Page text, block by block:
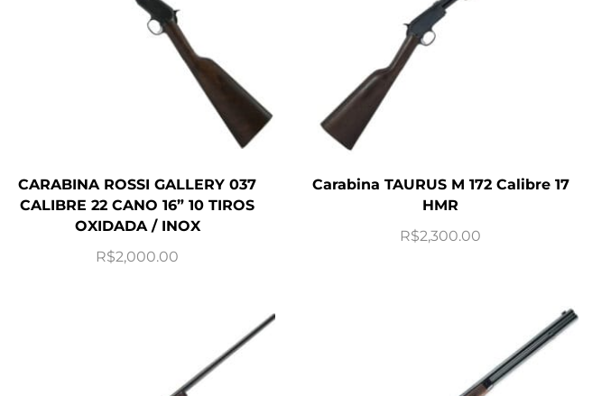
CARABINA ROSSI GALLERY 037
CALIBRE 22 CANO 16” 10 TIROS
OXIDADA / INOX
R$2,000.00
Carabina TAURUS M 172 Calibre 17
HMR
R$2,300.00